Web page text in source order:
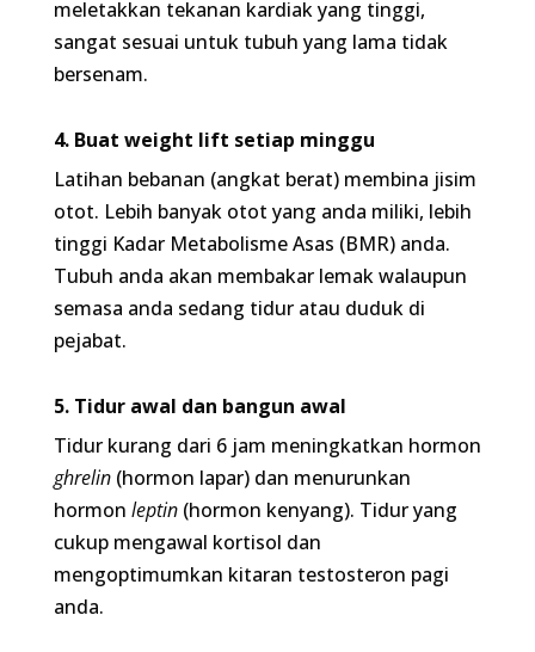
otot. Lebih banyak otot yang anda miliki, lebih
tinggi Kadar Metabolisme Asas (BMR) anda. Tubuh
anda akan membakar lemak walaupun semasa
5. Tidur awal dan bangun awal
Tidur kurang dari 6 jam meningkatkan hormon
ghrelin(hormon lapar) dan menurunkan hormon
leptin(hormon kenyang). Tidur yang cukup
mengawal kortisol dan mengoptimumkan kitaran
testosteron pagi anda.
Kesan Jika Anda Abai Masalah Ini
Membiarkan masalah ini berlarutan bukanlah satu
pilihan. Menurut laporan berita tempatan
bertajuk
Bukan sekadar berat badan berlebihan,
ancaman senyap masalah obesiti di Malaysia
obesiti adalah pembunuh senyap.